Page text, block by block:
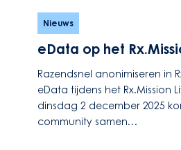
Rx.Mission
Event
Nieuws
eData op het
Razendsnel anonimiseren in
eData tijdens het Rx.Mission
dinsdag 2 december 2025
community samen…